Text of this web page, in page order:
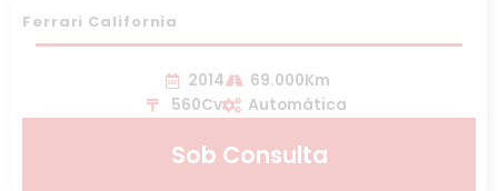
Ferrari California
2014
69.000Km
560Cv
Automática
Sob Consulta